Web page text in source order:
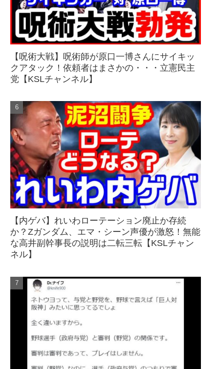
【呪術大戦】呪術師が原口一博さんにサイキッ
クアタック！依頼者はまさかの・・・立憲民主
党【KSLチャンネル】
【内ゲバ】れいわローテーション廃止か存続
か？Zガンダム、エマ・シーン声優が激怒！無能
な高井副幹事長の説明は二転三転【KSLチャン
ネル】